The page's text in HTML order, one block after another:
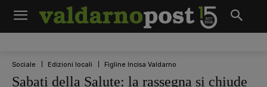
Sociale Edizioni locali Figline Incisa Valdarno
Sabati della Salute: la rassegna si chiude